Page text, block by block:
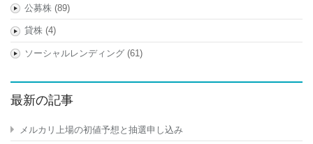
公募株(89)
貸株(4)
ソーシャルレンディング(61)
最新の記事
メルカリ上場の初値予想と抽選申し込み